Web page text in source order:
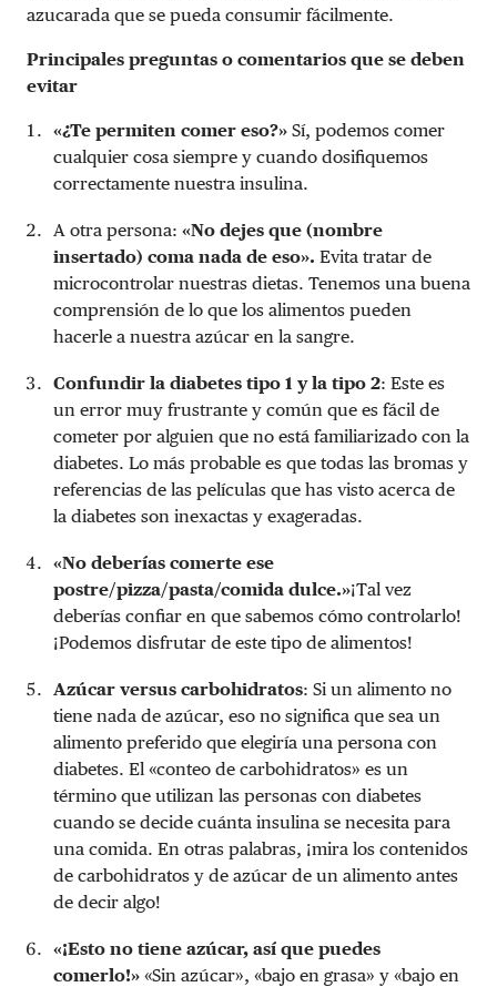
azucarada que se pueda consumir fácilmente.
Principales preguntas o comentarios que se deben
evitar
«¿Te permiten comer eso?» Sí, podemos comer
cualquier cosa siempre y cuando dosifiquemos
correctamente nuestra insulina.
A otra persona: «No dejes que (nombre
insertado) coma nada de eso». Evita tratar de
microcontrolar nuestras dietas. Tenemos una buena
comprensión de lo que los alimentos pueden
hacerle a nuestra azúcar en la sangre.
Confundir la diabetes tipo 1 y la tipo 2: Este es
un error muy frustrante y común que es fácil de
cometer por alguien que no está familiarizado con la
diabetes. Lo más probable es que todas las bromas y
referencias de las películas que has visto acerca de
la diabetes son inexactas y exageradas.
«No deberías comerte ese
postre/pizza/pasta/comida dulce.»¡Tal vez
deberías confiar en que sabemos cómo controlarlo!
¡Podemos disfrutar de este tipo de alimentos!
Azúcar versus carbohidratos: Si un alimento no
tiene nada de azúcar, eso no significa que sea un
alimento preferido que elegiría una persona con
diabetes. El «conteo de carbohidratos» es un
término que utilizan las personas con diabetes
cuando se decide cuánta insulina se necesita para
una comida. En otras palabras, ¡mira los contenidos
de carbohidratos y de azúcar de un alimento antes
de decir algo!
«¡Esto no tiene azúcar, así que puedes
comerlo!» «Sin azúcar», «bajo en grasa» y «bajo en